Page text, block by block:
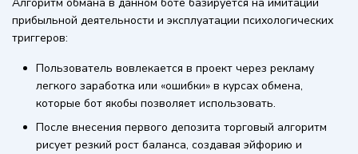
прибыльной деятельности и эксплуатации психологических
триггеров:
Пользователь вовлекается в проект через рекламу
легкого заработка или «ошибки» в курсах обмена,
которые бот якобы позволяет использовать.
После внесения первого депозита торговый алгоритм
рисует резкий рост баланса, создавая эйфорию и